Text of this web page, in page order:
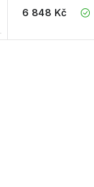
6 848 Kč